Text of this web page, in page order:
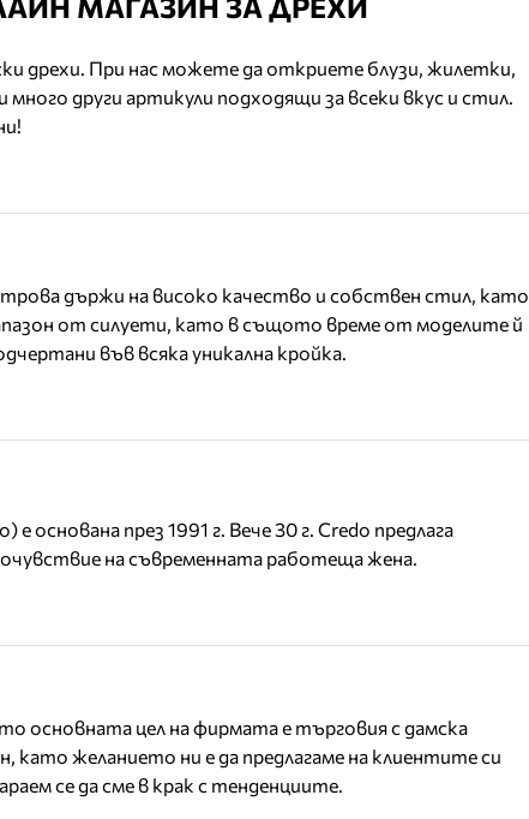
дрехи. При нас можете да откриете блузи, жилетки,
много други артикули подходящи за всеки вкус и стил.
държи на високо качество и собствен стил, като
от силуети, като в същото време от моделите й
във всяка уникална кройка.
основана през 1991 г. Вече 30 г. Credo предлага
на съвременната работеща жена.
основната цел на фирмата е търговия с дамска
като желанието ни е да предлагаме на клиентите си
се да сме в крак с тенденциите.